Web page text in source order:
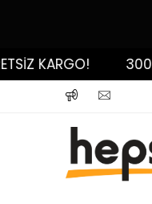
KARGO! 3000